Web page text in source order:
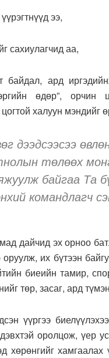
ээ,
сахиулагчид аа,
байдал, ард
өдөр”, орчин
халуун мэндийг
дээдсээсээ
төлөөх
байгаа Та
командлагч
дайчид эх орноо
их бүтээн
биеийн тамир,
төр, засаг, ард
үүргээ
оролцож, үер
хөрөнгийг хамгаалах